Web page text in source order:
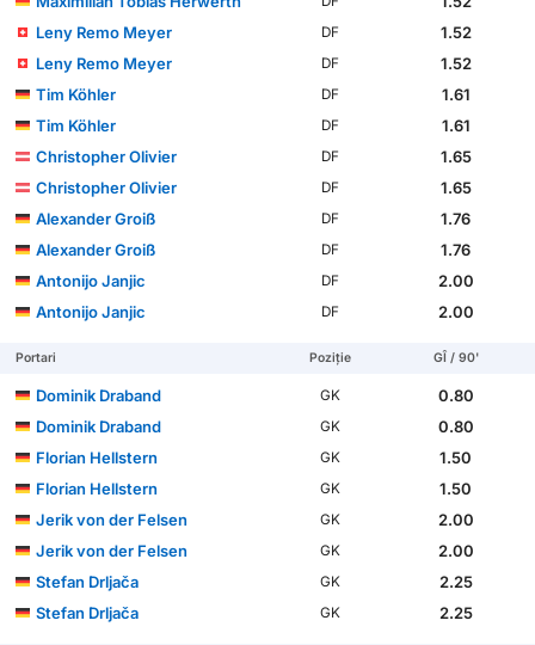
Leny Remo Meyer
DF
1.52
Leny Remo Meyer
DF
1.52
Tim Köhler
DF
1.61
Tim Köhler
DF
1.61
Christopher Olivier
DF
1.65
Christopher Olivier
DF
1.65
Alexander Groiß
DF
1.76
Alexander Groiß
DF
1.76
Antonijo Janjic
DF
2.00
Antonijo Janjic
DF 2.00
Portari Poziție GÎ / 90'
Dominik Draband GK
0.80
Dominik Draband
GK
0.80
Florian Hellstern
GK
1.50
Florian Hellstern
GK
1.50
Jerik von der Felsen
GK
2.00
Jerik von der Felsen
GK
2.00
Stefan Drljača
GK
2.25
Stefan Drljača
GK 2.25